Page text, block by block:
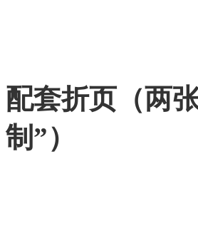
配套折页（两
制”）